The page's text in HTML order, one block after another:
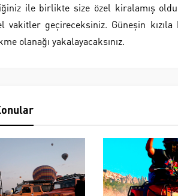
ile birlikte size özel kiralamış
vakitler geçireceksiniz. Güneşin kızıla
olanağı yakalayacaksınız.